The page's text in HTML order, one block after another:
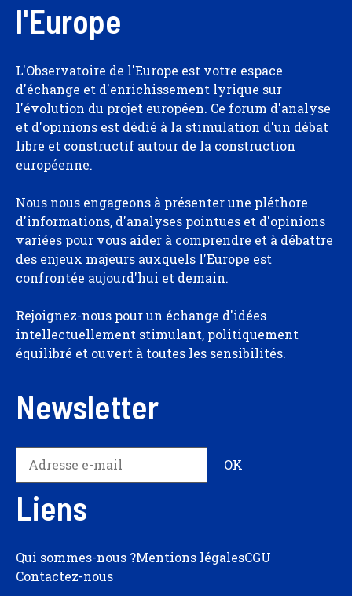
l'Europe
L'Observatoire de l'Europe est votre espace
d'échange et d'enrichissement lyrique sur
l'évolution du projet européen. Ce forum d'analyse
et d'opinions est dédié à la stimulation d'un débat
libre et constructif autour de la construction
européenne.
Nous nous engageons à présenter une pléthore
d'informations, d'analyses pointues et d'opinions
variées pour vous aider à comprendre et à débattre
des enjeux majeurs auxquels l'Europe est
confrontée aujourd'hui et demain.
Rejoignez-nous pour un échange d'idées
intellectuellement stimulant, politiquement
équilibré et ouvert à toutes les sensibilités.
Newsletter
Liens
Qui sommes-nous ?Mentions légalesCGU
Contactez-nous